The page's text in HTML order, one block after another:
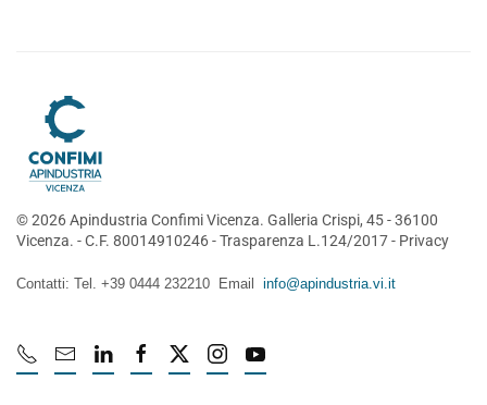
©2026Apindustria Confimi Vicenza. Galleria Crispi, 45 - 36100
Vicenza. - C.F. 80014910246 -Trasparenza L.124/2017- Privacy
Contatti: Tel. +39 0444 232210 Email info@apindustria.vi.it